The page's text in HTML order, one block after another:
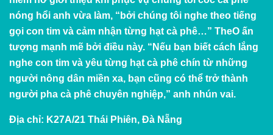
nóng hổi anh vừa làm, “bởi chúng tôi nghe theo tiếng
gọi con tim và cảm nhận từng hạt cà phê…” TheO ấn
tượng mạnh mẽ bởi điều này. “Nếu bạn biết cách lắng
nghe con tim và yêu từng hạt cà phê chín từ những
người nông dân miền xa, bạn cũng có thể trở thành
người pha cà phê chuyên nghiệp,” anh nhún vai.
Địa chỉ: K27A/21 Thái Phiên, Đà Nẵng